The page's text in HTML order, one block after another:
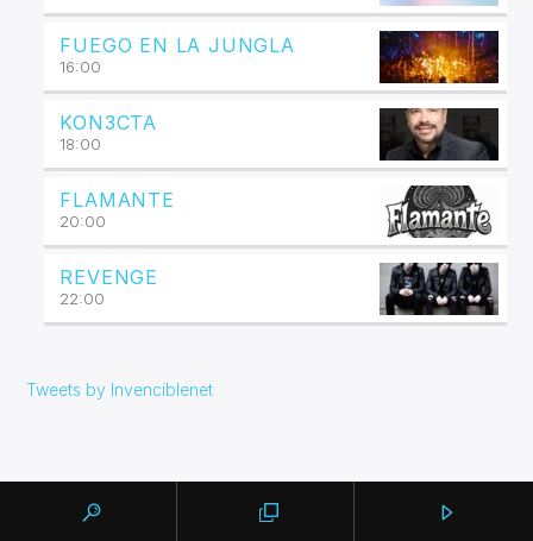
FUEGO EN LA JUNGLA
16:00
KON3CTA
18:00
FLAMANTE
20:00
REVENGE
22:00
Tweets by Invenciblenet
PÁGINAS SIGUIENTE